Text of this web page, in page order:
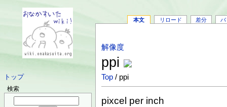
トップ
検索
本文 リロード 差分 バ
解像度
ppi
Top / ppi
pixcel per inch